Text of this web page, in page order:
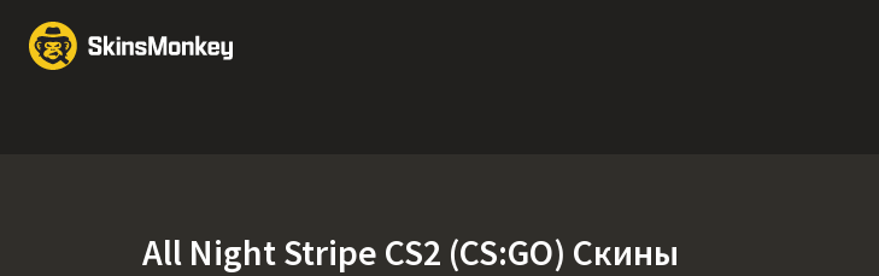
All Night Stripe CS2 (CS:GO) Скины